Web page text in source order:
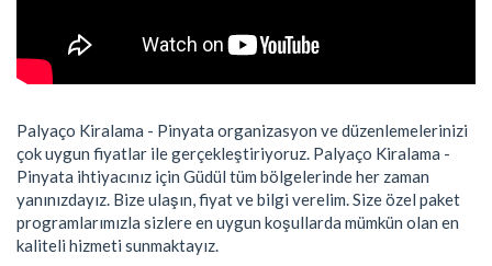
Palyaço Kiralama - Pinyata organizasyon ve düzenlemelerinizi
çok uygun fiyatlar ile gerçekleştiriyoruz. Palyaço Kiralama -
Pinyata ihtiyacınız için Güdül tüm bölgelerinde her zaman
yanınızdayız. Bize ulaşın, fiyat ve bilgi verelim. Size özel paket
programlarımızla sizlere en uygun koşullarda mümkün olan en
kaliteli hizmeti sunmaktayız.